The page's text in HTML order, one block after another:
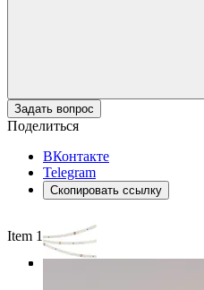
Задать вопрос
Поделиться
ВКонтакте
Telegram
Скопировать ссылку
Item 1 of 4